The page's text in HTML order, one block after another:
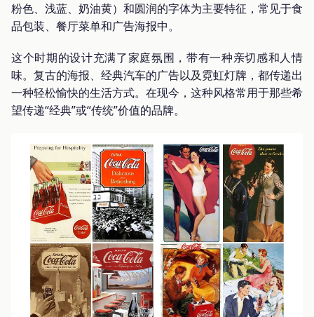
粉色、浅蓝、奶油黄）和圆润的字体为主要特征，常见于食
品包装、餐厅菜单和广告海报中。
这个时期的设计充满了家庭氛围，带有一种亲切感和人情
味。复古的海报、经典汽车的广告以及霓虹灯牌，都传递出
一种轻松愉快的生活方式。在现今，这种风格常用于那些希
望传递“经典”或“传统”价值的品牌。